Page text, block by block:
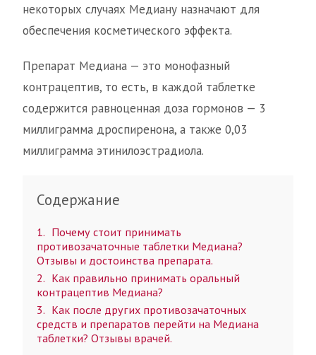
некоторых случаях Медиану назначают для
обеспечения косметического эффекта.
Препарат Медиана — это монофазный
контрацептив, то есть, в каждой таблетке
содержится равноценная доза гормонов — 3
миллиграмма дроспиренона, а также 0,03
миллиграмма этинилоэстрадиола.
Содержание
1
Почему стоит принимать
противозачаточные таблетки Медиана?
Отзывы и достоинства препарата.
2
Как правильно принимать оральный
контрацептив Медиана?
3
Как после других противозачаточных
средств и препаратов перейти на Медиана
таблетки? Отзывы врачей.